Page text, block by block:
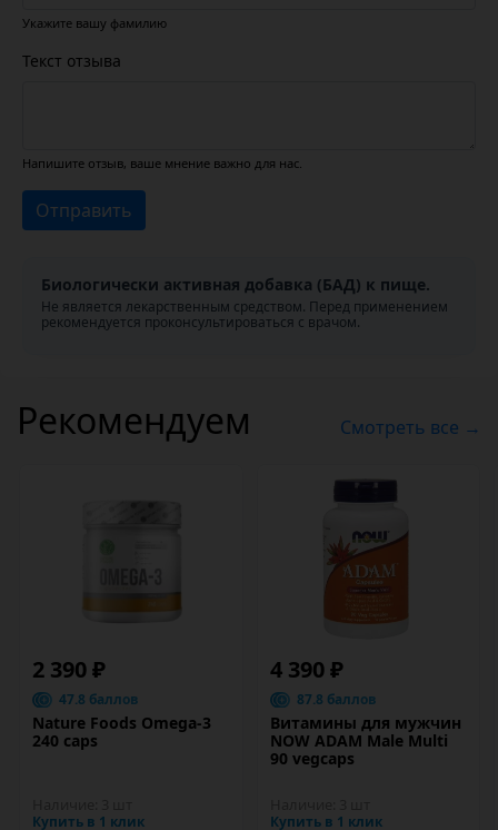
Укажите вашу фамилию
Текст отзыва
Напишите отзыв, ваше мнение важно для нас.
Отправить
Биологически активная добавка (БАД) к пище.
Не является лекарственным средством. Перед применением
рекомендуется проконсультироваться с врачом.
Рекомендуем Смотреть все →
2 390 ₽
47.8 баллов
Nature Foods Omega-3
240 caps
Купить в 1 клик
4 390 ₽
87.8 баллов
Витамины для мужчин
NOW ADAM Male Multi
90 vegcaps
Купить в 1 клик